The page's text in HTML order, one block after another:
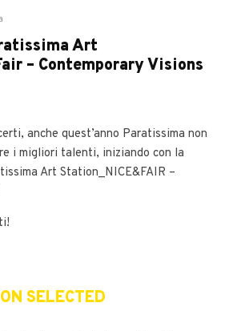
Art
– Contemporary Visions
anche quest’anno Paratissima non
i migliori talenti, iniziando con la
Art Station_NICE&FAIR –
SELECTED